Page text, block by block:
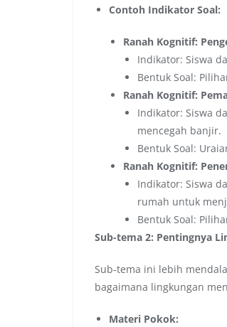
Contoh Indikator Soal:
Ranah Kognitif:
Indikator: Siswa
Bentuk Soal:
Ranah Kognitif:
Indikator: Siswa
mencegah banjir.
Bentuk Soal:
Ranah Kognitif:
Indikator: Siswa
rumah untuk
Bentuk Soal:
Sub-tema 2: Pentingnya
Sub-tema ini lebih
bagaimana lingkungan
Materi Pokok: